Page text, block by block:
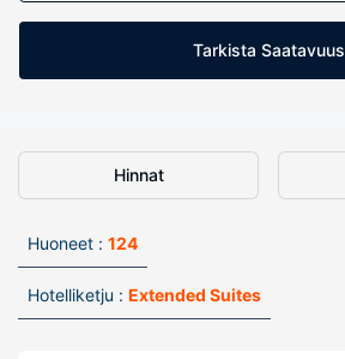
Tarkista Saatavuus
Hinnat
Huoneet : 124
Hotelliketju : Extended Suites